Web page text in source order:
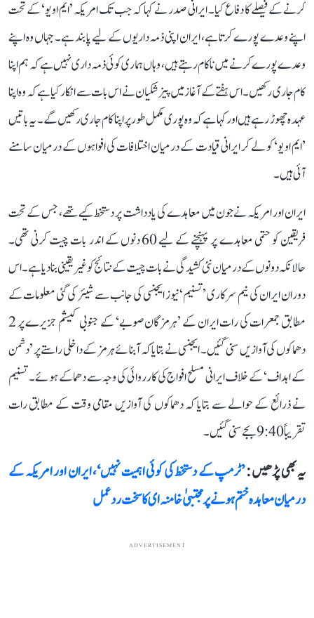
کرنے کے فیصلے کا دفاع کیا۔ ایرانی صدر نے کہا کہ جب تک امریکہ ’ایم او یو‘ کے تحت
اپنے وعدے پورے کرتا ہے، ایران اپنی ذمہ داریوں کے لیے پابند ہے۔ جہاں وہ اپنے
وعدے پورے کرنے میں ناکام رہتے ہیں، وہاں ہماری کوئی ذمہ داری نہیں ہے کہ ہم اپنا
کام جاری رکھیں۔ اس ہفتے کے آغاز میں پیزشکیان نے اس بات سے انکار کیا ہے کہ وہ اپنا
عہدہ چھوڑ رہے ہیں اور کہا ہے کہ وہ پوری مکمل طور پر اپنا کام جاری رکھیں گے۔ یہ باتیں
’ایم او یو‘ کو لے کر ایرانی قیادت کے درمیان اختلافات کی افواہوں کے درمیان سامنے
آئی ہیں۔
ایران اور امریکہ نے جون میں معاہدے کی یادداشت پر دستخط کیے تھے، جس کے تحت
فریقین کو حتمی معاہدے پر پہنچنے کے لیے 60 دنوں کے اندر بات چیت کرنی تھی۔
حالانکہ دونوں کے درمیان نئی کشیدگی نے بات چیت کے نتائج کو غیر یقینی بنا دیا ہے۔ اس
دوران ایران کی نیم سرکاری ’تسنیم‘ نیوز ایجنسی کی جانب سے شیئر کی گئی معلومات کے
مطابق جمعرات کی رات ایران کے ’ہرمزگان صوبے‘ کے جنوبی کیشم جزیرے پر 2
دھماکوں کی آوازیں سنی گئیں۔ ایجنسی نے بتایا کہ آبنائے ہرمز کے داخلی راستے پر ’دشمن
کے اہداف‘ کے خلاف ایرانی مسلح افواج کی کارروائی کی وجہ سے دھماکے ہوئے۔ تسنیم
نے ذرائع کے حوالے سے بتایا کہ دھماکوں کی آوازیں مقامی وقت کے مطابق رات
تقریباً 9:40 بجے سنی گئیں۔
یہ بھی پڑھیں :’ٹرمپ کے دستخط کی کوئی اہمیت نہیں‘، ایران اور امریکہ کے
درمیان معاہدہ ختم ہونے پر مجتبیٰ خامنہ ای کا سخت ردعمل
ADVERTISEMENT